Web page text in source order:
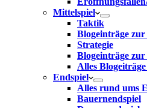
Mittelspiel
Taktik
Blogeinträge
Strategie
Blogeinträge zur
Alles
Endspiel
Alles rund ums
Bauernendspiel